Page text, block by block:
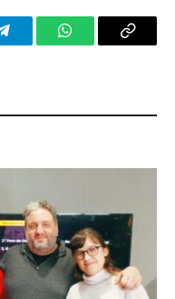
TelegramWhatsAppCopy